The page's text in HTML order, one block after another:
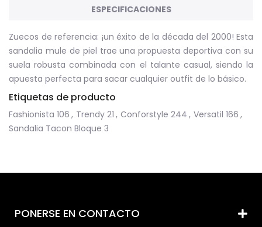
ESPECIFICACIONES
Zuecos de referencia: ¡un éxito de la década del 2000! Esta
sandalia mule de piel trae una propuesta deportiva con su
suela robusta combinada con el talante casual, siendo la
apuesta perfecta para sacar cualquier outfit de lo básico.
Etiquetas de producto
Fashionista 106 , Trendy 21 , Conforstyle 244 , Versatil 166 ,
Sandalia Tacon Bloque 3
PONERSE EN CONTACTO